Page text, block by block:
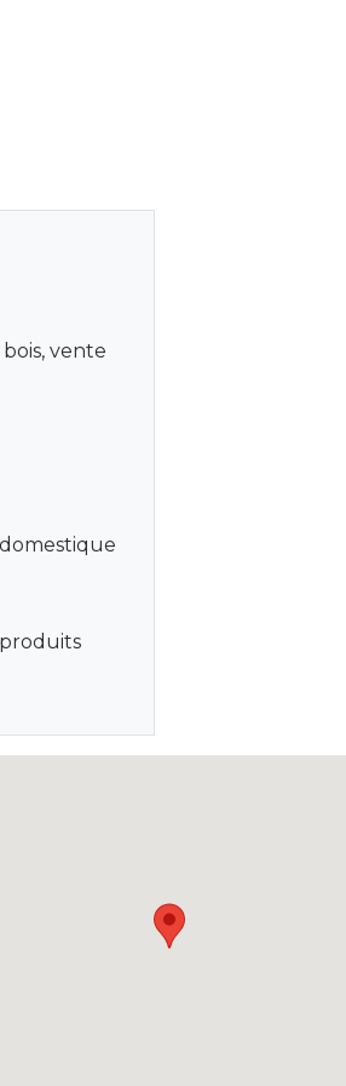
vente
produits